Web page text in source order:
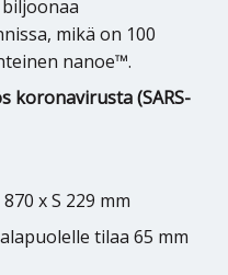
mikä on 100
nanoe™.
koronavirusta (SARS-
x S 229 mm
tilaa 65 mm